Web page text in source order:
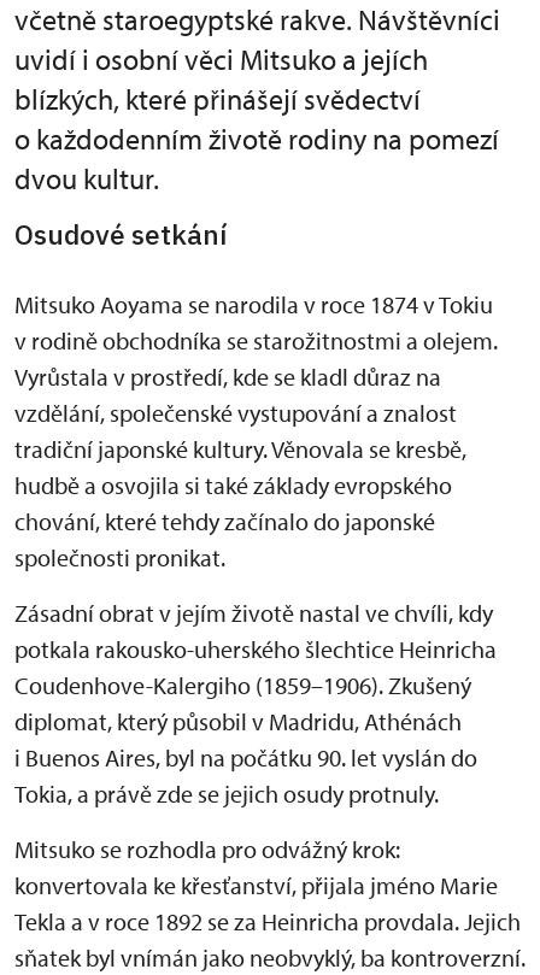
včetně staroegyptské rakve. Návštěvníci
uvidí i osobní věci Mitsuko a jejích
blízkých, které přinášejí svědectví
o každodenním životě rodiny na pomezí
dvou kultur.
Osudové setkání
Mitsuko Aoyama se narodila v roce 1874 v Tokiu
v rodině obchodníka se starožitnostmi a olejem.
Vyrůstala v prostředí, kde se kladl důraz na
vzdělání, společenské vystupování a znalost
tradiční japonské kultury. Věnovala se kresbě,
hudbě a osvojila si také základy evropského
chování, které tehdy začínalo do japonské
společnosti pronikat.
Zásadní obrat v jejím životě nastal ve chvíli, kdy
potkala rakousko-uherského šlechtice Heinricha
Coudenhove-Kalergiho (1859–1906). Zkušený
diplomat, který působil v Madridu, Athénách
i Buenos Aires, byl na počátku 90. let vyslán do
Tokia, a právě zde se jejich osudy protnuly.
Mitsuko se rozhodla pro odvážný krok:
konvertovala ke křesťanství, přijala jméno Marie
Tekla a v roce 1892 se za Heinricha provdala. Jejich
sňatek byl vnímán jako neobvyklý, ba kontroverzní.